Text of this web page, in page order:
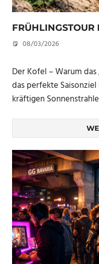
FRÜHLINGSTOUR
08/03/2026
Der Kofel – Warum
das perfekte
kräftigen